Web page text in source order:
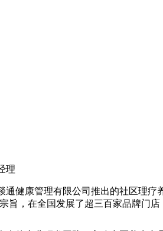
理
康管理有限公司推出的社区理疗
旨，在全国发展了超三百家品牌门